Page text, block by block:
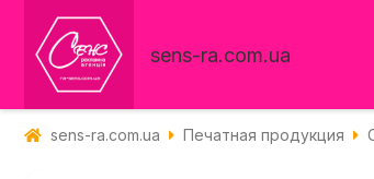
sens-ra.com.ua
sens-ra.com.ua Печатная продукция